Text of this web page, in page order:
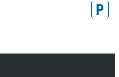
P